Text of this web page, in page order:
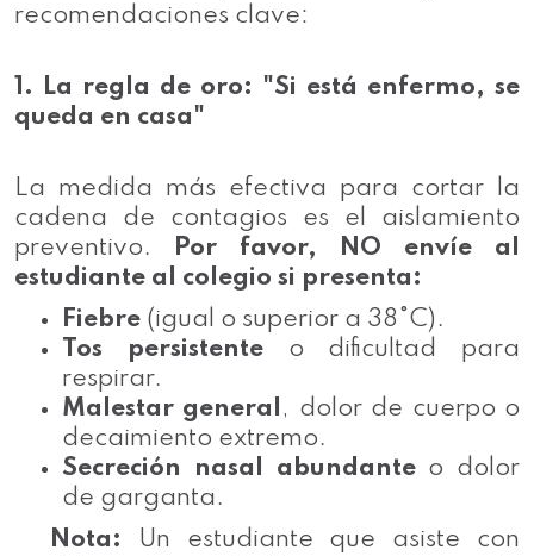
recomendaciones clave:
1. La regla de oro: "Si está enfermo, se
queda en casa"
La medida más efectiva para cortar la
cadena de contagios es el aislamiento
preventivo.
Por favor, NO envíe al
estudiante al colegio si presenta:
Fiebre (igual o superior a 38°C).
Tos persistenteo dificultad para
respirar.
Malestar general , dolor de cuerpo o
decaimiento extremo.
Secreción nasal abundanteo dolor
de garganta.
Nota: Un estudiante que asiste con